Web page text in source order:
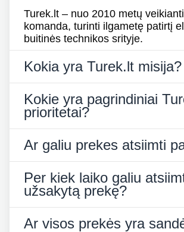
Turek.lt – nuo 2010 metų
komanda, turinti ilgametę patirtį
buitinės technikos srityje.
Kokia yra Turek.lt misija?
Kokie yra pagrindiniai
prioritetai?
Ar galiu prekes atsiimti
Per kiek laiko galiu
užsakytą prekę?
Ar visos prekės yra